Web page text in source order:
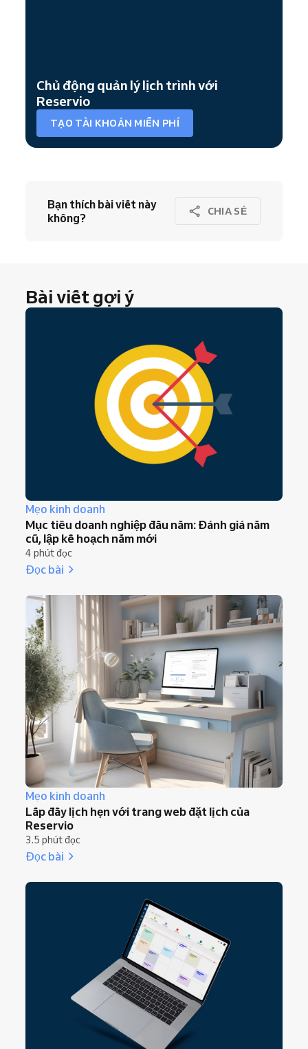
Chủ động quản lý lịch trình với
Reservio
TẠO TÀI KHOẢN MIỄN PHÍ
Bạn thích bài viết này
không?
CHIA SẺ
Bài viết gợi ý
Mẹo kinh doanh
Mục tiêu doanh nghiệp đầu năm: Đánh giá năm
cũ, lập kế hoạch năm mới
4 phút đọc
Đọc bài
Mẹo kinh doanh
Lấp đầy lịch hẹn với trang web đặt lịch của
Reservio
3.5 phút đọc
Đọc bài